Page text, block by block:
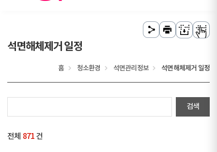
석면해체제거 일정
홈 청소환경 석면관리정보 석면해체제거 일정
전체 871 건